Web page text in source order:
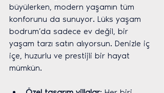
büyülerken, modern yaşamın tüm
konforunu da sunuyor. Lüks yaşam
bodrum’da sadece ev değil, bir
yaşam tarzı satın alıyorsun. Denizle iç
içe, huzurlu ve prestijli bir hayat
mümkün.